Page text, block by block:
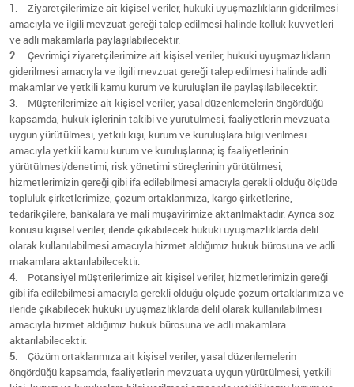
1. Ziyaretçilerimize ait kişisel veriler, hukuki uyuşmazlıkların giderilmesi
amacıyla ve ilgili mevzuat gereği talep edilmesi halinde kolluk kuvvetleri
ve adli makamlarla paylaşılabilecektir.
2. Çevrimiçi ziyaretçilerimize ait kişisel veriler, hukuki uyuşmazlıkların
giderilmesi amacıyla ve ilgili mevzuat gereği talep edilmesi halinde adli
makamlar ve yetkili kamu kurum ve kuruluşları ile paylaşılabilecektir.
3. Müşterilerimize ait kişisel veriler, yasal düzenlemelerin öngördüğü
kapsamda, hukuk işlerinin takibi ve yürütülmesi, faaliyetlerin mevzuata
uygun yürütülmesi, yetkili kişi, kurum ve kuruluşlara bilgi verilmesi
amacıyla yetkili kamu kurum ve kuruluşlarına; iş faaliyetlerinin
yürütülmesi/denetimi, risk yönetimi süreçlerinin yürütülmesi,
hizmetlerimizin gereği gibi ifa edilebilmesi amacıyla gerekli olduğu ölçüde
topluluk şirketlerimize, çözüm ortaklarımıza, kargo şirketlerine,
tedarikçilere, bankalara ve mali müşavirimize aktarılmaktadır. Ayrıca söz
konusu kişisel veriler, ileride çıkabilecek hukuki uyuşmazlıklarda delil
olarak kullanılabilmesi amacıyla hizmet aldığımız hukuk bürosuna ve adli
makamlara aktarılabilecektir.
4. Potansiyel müşterilerimize ait kişisel veriler, hizmetlerimizin gereği
gibi ifa edilebilmesi amacıyla gerekli olduğu ölçüde çözüm ortaklarımıza ve
ileride çıkabilecek hukuki uyuşmazlıklarda delil olarak kullanılabilmesi
amacıyla hizmet aldığımız hukuk bürosuna ve adli makamlara
aktarılabilecektir.
5. Çözüm ortaklarımıza ait kişisel veriler, yasal düzenlemelerin
öngördüğü kapsamda, faaliyetlerin mevzuata uygun yürütülmesi, yetkili